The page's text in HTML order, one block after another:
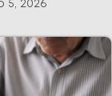
5, 2026